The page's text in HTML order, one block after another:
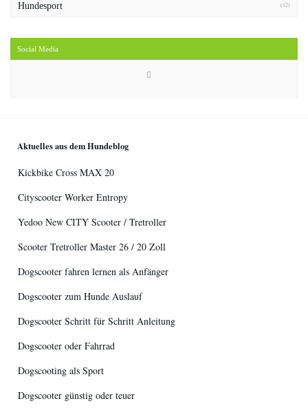
Hundesport (12)
Social Media
Aktuelles aus dem Hundeblog
Kickbike Cross MAX 20
Cityscooter Worker Entropy
Yedoo New CITY Scooter / Tretroller
Scooter Tretroller Master 26 / 20 Zoll
Dogscooter fahren lernen als Anfänger
Dogscooter zum Hunde Auslauf
Dogscooter Schritt für Schritt Anleitung
Dogscooter oder Fahrrad
Dogscooting als Sport
Dogscooter günstig oder teuer